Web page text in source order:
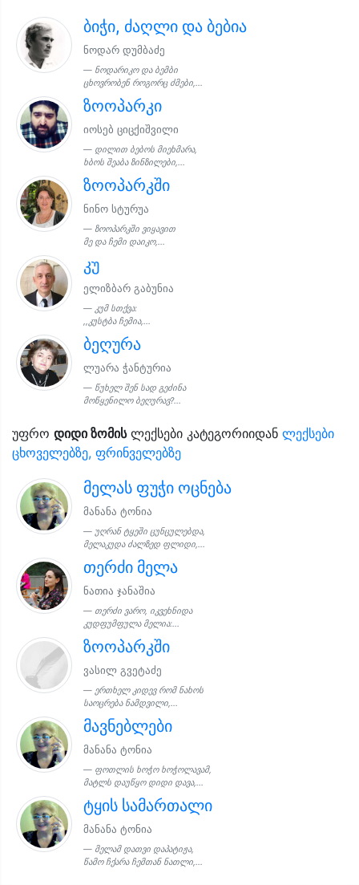
ბიჭი, ძაღლი და ბებია
ნოდარ დუმბაძე
ნოდარიკო და ბემბი
ცხოვრობენ როგორც ძმები,...
ზოოპარკი
იოსებ ციცქიშვილი
დილით ბებოს მიეხმარა,
ხბოს შეაბა ზინზილები,...
ზოოპარკში
ნინო სტურუა
ზოოპარკში ვიყავით
მე და ჩემი დაიკო,...
კუ
ელიზბარ გაბუნია
კუმ სთქვა:
,,კუსტბა ჩემია,...
ბეღურა
ლუარა ჭანტურია
წუხელ შენ სად გეძინა
მოწყენილო ბეღურავ?...
უფრო დიდი ზომისლექსები კატეგორიიდან ლექსები
ცხოველებზე, ფრინველებზე
მელას ფუჭი ოცნება
მანანა ტონია
უღრან ტყეში ცუნცულებდა,
მელაკუდა ძალზედ ფლიდი,...
თერძი მელა
ნათია ჯანაშია
თერძი ვარო, იკვეხნიდა
კუდფუმფულა მელია:...
ზოოპარკში
ვასილ გვეტაძე
ერთხელ კიდევ რომ ნახოს
საოცრება ნამდვილი,...
მავნებლები
მანანა ტონია
ფოთლის ხოჭო ხოჭოლავამ,
მატლს დაუწყო დიდი დავა,...
ტყის სამართალი
მანანა ტონია
მელამ დათვი დაპატიჟა,
წამო ჩქარა ჩემთან ნათლი,...